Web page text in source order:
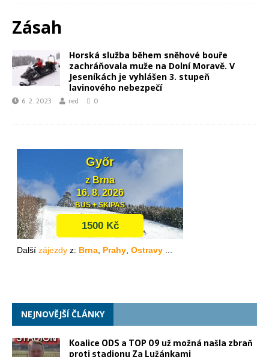
Zásah
Horská služba během sněhové bouře
zachráňovala muže na Dolní Moravě. V
Jeseníkách je vyhlášen 3. stupeň
lavinového nebezpečí
6. 2. 2023 red 0
NEJNOVĚJŠÍ ČLÁNKY
Koalice ODS a TOP 09 už možná našla zbraň
proti stadionu Za Lužánkami